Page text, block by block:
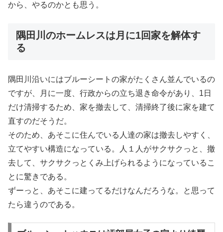
から、やるのかとも思う。
隅田川のホームレスは月に1回家を解体す
る
隅田川沿いにはブルーシートの家がたくさん並んでいるの
ですが、月に一度、行政からの立ち退き命令があり、1日
だけ清掃するため、家を撤去して、清掃終了後に家を建て
直すのだそうだ。
そのため、あそこに住んでいる人達の家は撤去しやすく、
立てやすい構造になっている。人１人がサクサクっと、撤
去して、サクサクっとくみ上げられるようになっているこ
とに驚きである。
ずーっと、あそこに建ってるだけなんだろうな。と思って
たら違うのである。